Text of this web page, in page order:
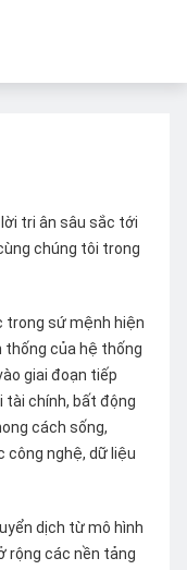
tri ân sâu sắc tới
chúng tôi trong
trong sứ mệnh hiện
thống của hệ thống
giai đoạn tiếp
tài chính, bất động
cách sống,
công nghệ, dữ liệu
dịch từ mô hình
rộng các nền tảng